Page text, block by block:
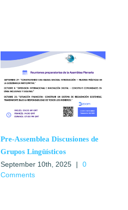
Pre-Assemblea Discusiones de
Grupos Lingüísticos
September 10th, 2025
|
0
Comments